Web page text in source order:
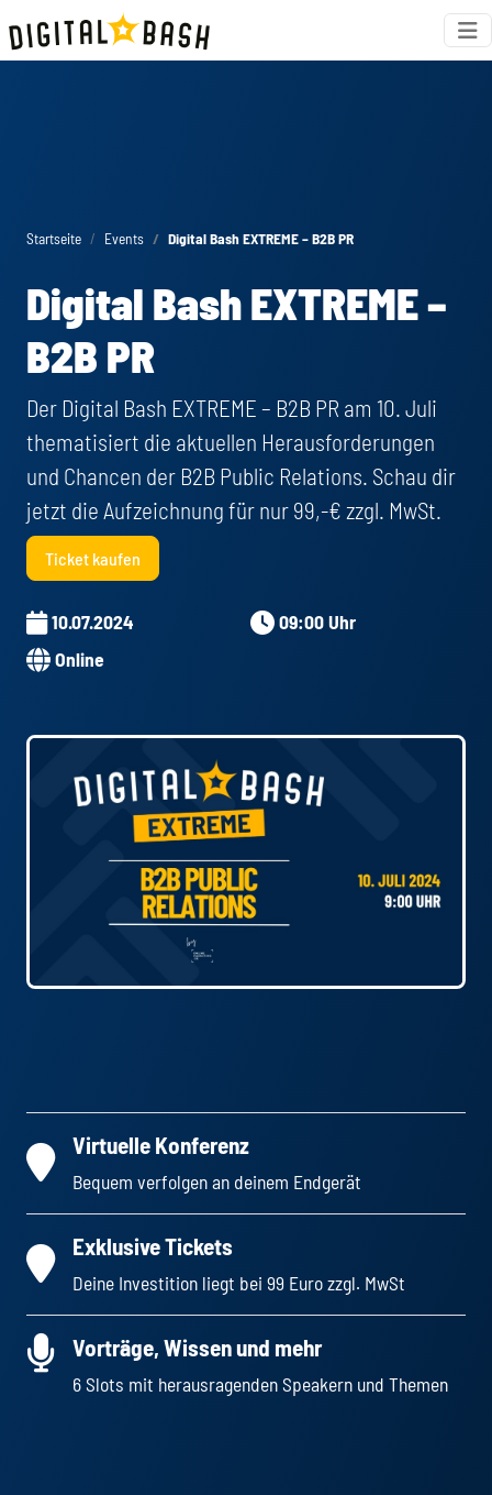
Startseite Events Digital Bash EXTREME – B2B PR
Digital Bash EXTREME –
B2B PR
Der Digital Bash EXTREME – B2B PR am 10. Juli
thematisiert die aktuellen Herausforderungen
und Chancen der B2B Public Relations. Schau dir
jetzt die Aufzeichnung für nur 99,-€ zzgl. MwSt.
Ticket kaufen
10.07.2024
09:00 Uhr
Online
Virtuelle Konferenz
Bequem verfolgen an deinem Endgerät
Exklusive Tickets
Deine Investition liegt bei 99 Euro zzgl. MwSt
Vorträge, Wissen und mehr
6 Slots mit herausragenden Speakern und Themen